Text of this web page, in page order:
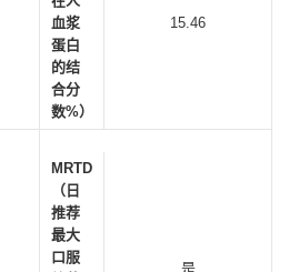
血浆
蛋白
的结
合分
数%）
15.46
MRTD
（日
推荐
最大
口服
是